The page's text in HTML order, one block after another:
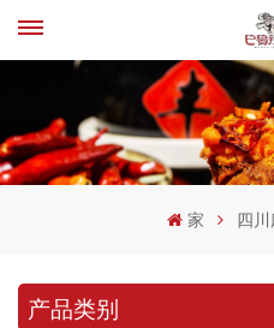
家 四
产品类别